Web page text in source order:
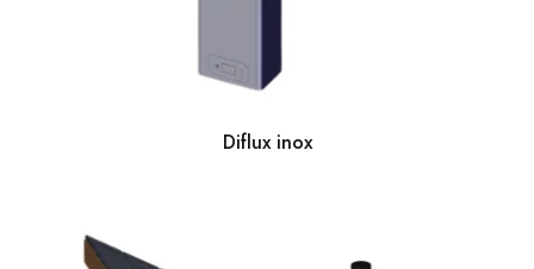
Diflux inox